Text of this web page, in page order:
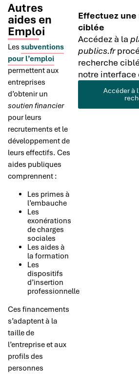
Autres
aides en
Emploi
Les subventions
pour l’emploi
permettent aux
entreprises
d’obtenir un
soutien financier
pour leurs
recrutements et le
développement de
leurs effectifs. Ces
aides publiques
comprennent :
Les primes à
l’embauche
Les
exonérations
de charges
sociales
Les aides à
la formation
Les
dispositifs
d’insertion
professionnelle
Ces financements
s’adaptent à la
taille de
l’entreprise et aux
profils des
personnes
Effectuez
ciblée
Accédez à la
publics.fr
recherche
notre interface
Accéder à